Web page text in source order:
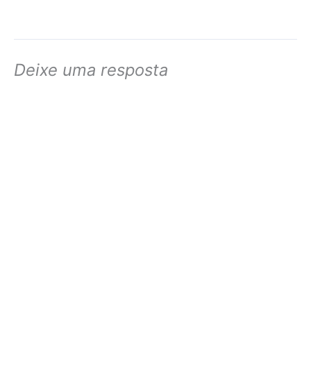
Deixe uma resposta